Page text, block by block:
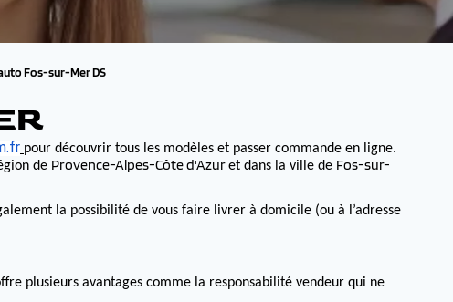
Fos-sur-Mer DS
pour découvrir tous les modèles et passer commande en ligne.
de Provence-Alpes-Côte d'Azuret dans la ville de Fos-sur-
la possibilité de vous faire livrer à domicile (ou à l’adresse
plusieurs avantages comme la responsabilité vendeur qui ne